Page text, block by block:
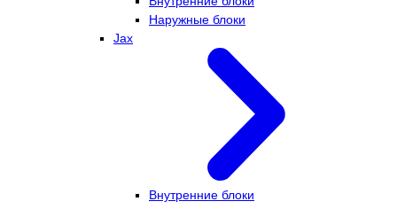
Наружные блоки
Jax
Внутренние блоки